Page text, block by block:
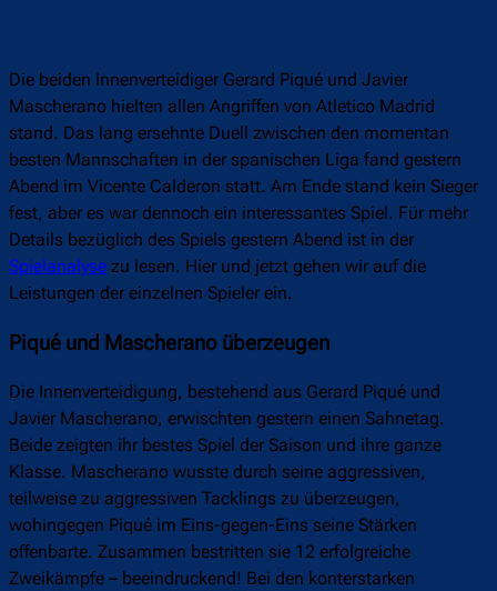
Die beiden Innenverteidiger Gerard Piqué und Javier
Mascherano hielten allen Angriffen von Atletico Madrid
stand. Das lang ersehnte Duell zwischen den momentan
besten Mannschaften in der spanischen Liga fand gestern
Abend im Vicente Calderon statt. Am Ende stand kein Sieger
fest, aber es war dennoch ein interessantes Spiel. Für mehr
Details bezüglich des Spiels gestern Abend ist in der
Spielanalyse zu lesen. Hier und jetzt gehen wir auf die
Leistungen der einzelnen Spieler ein.
Piqué und Mascherano überzeugen
Die Innenverteidigung, bestehend aus Gerard Piqué und
Javier Mascherano, erwischten gestern einen Sahnetag.
Beide zeigten ihr bestes Spiel der Saison und ihre ganze
Klasse. Mascherano wusste durch seine aggressiven,
teilweise zu aggressiven Tacklings zu überzeugen,
wohingegen Piqué im Eins-gegen-Eins seine Stärken
offenbarte. Zusammen bestritten sie 12 erfolgreiche
Zweikämpfe – beeindruckend! Bei den konterstarken